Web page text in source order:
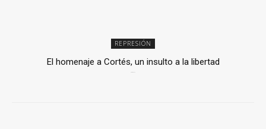
REPRESIÓN
El homenaje a Cortés, un insulto a la libertad